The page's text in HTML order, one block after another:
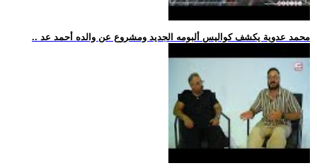
.. محمد عدوية يكشف كواليس ألبومه الجديد ومشروع عن والده أحمد عد